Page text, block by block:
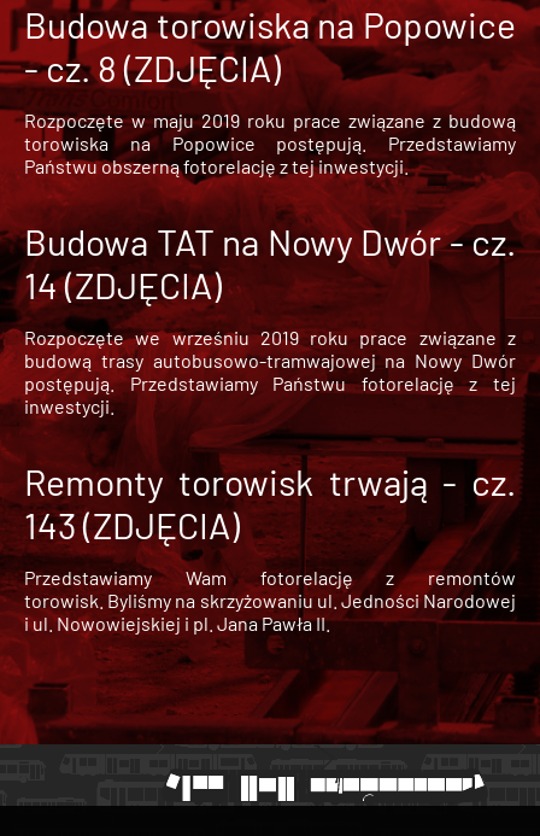
Budowa torowiska na Popowice
- cz. 8 (ZDJĘCIA)
Rozpoczęte w maju 2019 roku prace związane z budową
torowiska na Popowice
postępują. Przedstawiamy
Państwu obszerną fotorelację z tej inwestycji.
Budowa TAT na Nowy Dwór - cz.
14 (ZDJĘCIA)
Rozpoczęte we wrześniu 2019 roku prace związane z
budową trasy autobusowo-tramwajowej na Nowy Dwór
postępują. Przedstawiamy Państwu fotorelację z tej
inwestycji.
Remonty torowisk trwają - cz.
143 (ZDJĘCIA)
Przedstawiamy Wam fotorelację z remontów
torowisk. Byliśmy na skrzyżowaniu ul. Jedności Narodowej
i ul. Nowowiejskiej i pl. Jana Pawła II.